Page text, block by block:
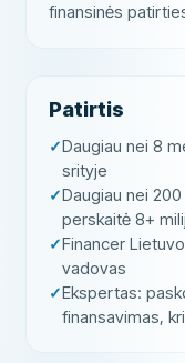
finansinės
Patirtis
Daugiau nei 8
srityje
Daugiau nei
perskaitė 8+
Financer
vadovas
Ekspertas:
finansavimas,